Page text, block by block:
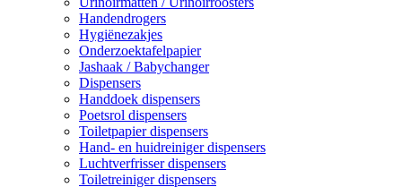
Handendrogers
Hygiënezakjes
Onderzoektafelpapier
Jashaak / Babychanger
Dispensers
Handdoek dispensers
Poetsrol dispensers
Toiletpapier dispensers
Hand- en huidreiniger dispensers
Luchtverfrisser dispensers
Toiletreiniger dispensers